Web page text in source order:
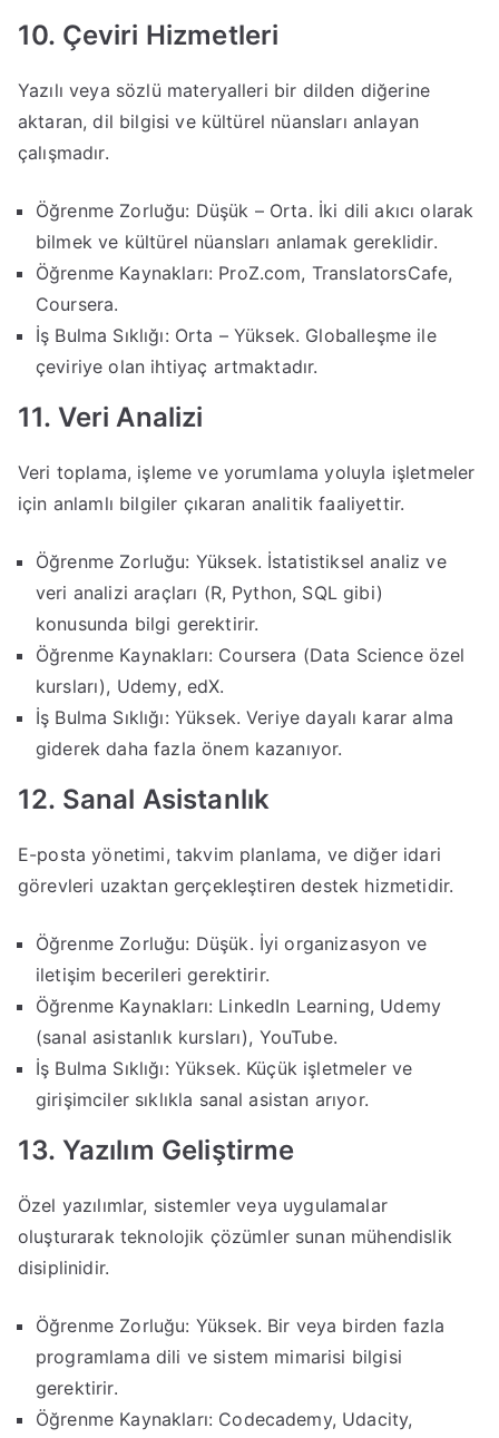
10. Çeviri Hizmetleri
Yazılı veya sözlü materyalleri bir dilden diğerine
aktaran, dil bilgisi ve kültürel nüansları anlayan
çalışmadır.
Öğrenme Zorluğu: Düşük – Orta. İki dili akıcı olarak
bilmek ve kültürel nüansları anlamak gereklidir.
Öğrenme Kaynakları: ProZ.com, TranslatorsCafe,
Coursera.
İş Bulma Sıklığı: Orta – Yüksek. Globalleşme ile
çeviriye olan ihtiyaç artmaktadır.
11. Veri Analizi
Veri toplama, işleme ve yorumlama yoluyla işletmeler
için anlamlı bilgiler çıkaran analitik faaliyettir.
Öğrenme Zorluğu: Yüksek. İstatistiksel analiz ve
veri analizi araçları (R, Python, SQL gibi)
konusunda bilgi gerektirir.
Öğrenme Kaynakları: Coursera (Data Science özel
kursları), Udemy, edX.
İş Bulma Sıklığı: Yüksek. Veriye dayalı karar alma
giderek daha fazla önem kazanıyor.
12. Sanal Asistanlık
E-posta yönetimi, takvim planlama, ve diğer idari
görevleri uzaktan gerçekleştiren destek hizmetidir.
Öğrenme Zorluğu: Düşük. İyi organizasyon ve
iletişim becerileri gerektirir.
Öğrenme Kaynakları: LinkedIn Learning, Udemy
(sanal asistanlık kursları), YouTube.
İş Bulma Sıklığı: Yüksek. Küçük işletmeler ve
girişimciler sıklıkla sanal asistan arıyor.
13. Yazılım Geliştirme
Özel yazılımlar, sistemler veya uygulamalar
oluşturarak teknolojik çözümler sunan mühendislik
disiplinidir.
Öğrenme Zorluğu: Yüksek. Bir veya birden fazla
programlama dili ve sistem mimarisi bilgisi
gerektirir.
Öğrenme Kaynakları: Codecademy, Udacity,